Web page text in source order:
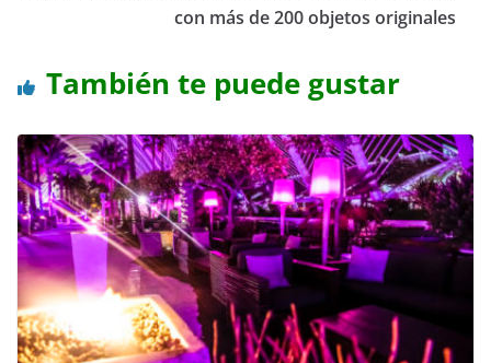
con más de 200 objetos originales
También te puede gustar